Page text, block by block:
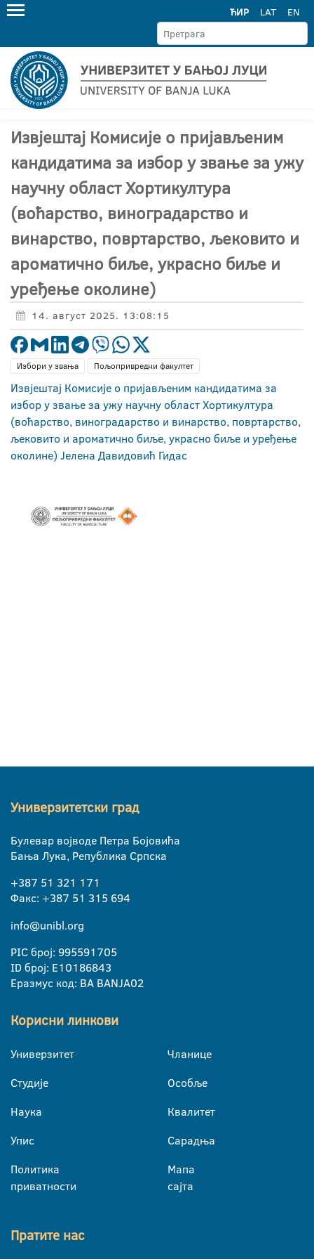
ЋИР LAT EN
Извјештај Комисије о пријављеним
кандидатима за избор у звање за ужу
научну област Хортикултура
(воћарство, виноградарство и
винарство, повртарство, љековито и
ароматично биље, украсно биље и
уређење околине)
14. август 2025. 13:08:15
Избори у звања Пољопривредни факултет
Извјештај Комисије о пријављеним кандидатима за
избор у звање за ужу научну област Хортикултура
(воћарство, виноградарство и винарство, повртарство,
љековито и ароматично биље, украсно биље и уређење
околине) Јелена Давидовић Гидас
Универзитетски град
Булевар војводе Петра Бојовића
Бања Лука, Република Српска
+387 51 321 171
Факс: +387 51 315 694
info@unibl.org
PIC број: 995591705
ID број: E10186843
Еразмус код: BA BANJA02
Корисни линкови
Универзитет
Студије
Наука
Упис
Политика
приватности
Чланице
Особље
Квалитет
Сарадња
Мапа
сајта
Пратите нас